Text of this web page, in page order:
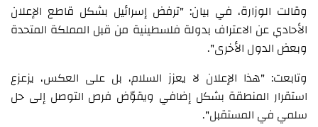
وقالت الوزارة، في بيان: "ترفض إسرائيل بشكل قاطع الإعلان
الأحادي عن الاعتراف بدولة فلسطينية من قبل المملكة المتحدة
وبعض الدول الأخرى".
وتابعت: "هذا الإعلان لا يعزز السلام، بل على العكس، يزعزع
استقرار المنطقة بشكل إضافي ويقوّض فرص التوصل إلى حل
سلمي في المستقبل".